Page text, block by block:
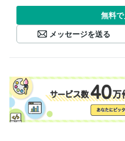
無料
メッセージを送る